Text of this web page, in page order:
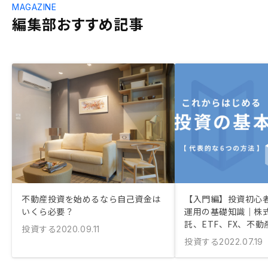
編集部おすすめ記事
MAGAZINE
不動産投資を始めるなら自己資金は
いくら必要？
投資する2020.09.11
【入門編】投資初
運用の基礎知識｜株
託、ETF、FX、不
投資する2022.07.19